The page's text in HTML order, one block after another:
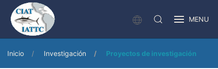
MENU
Inicio Investigación Proyectos de investigación